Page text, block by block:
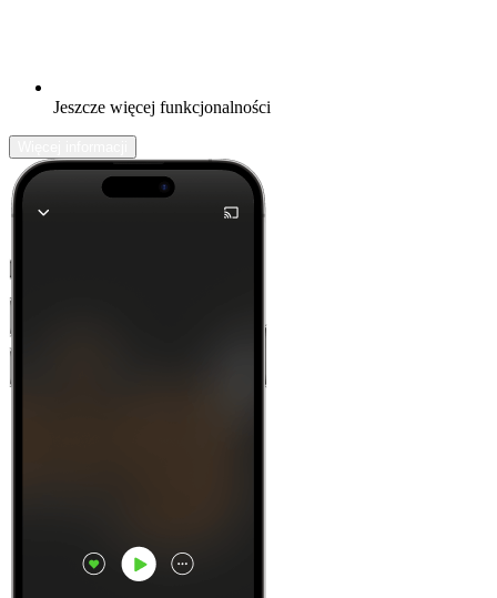
Jeszcze więcej funkcjonalności